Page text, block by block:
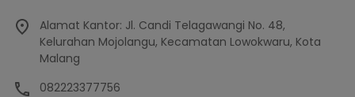
Alamat Kantor: Jl. Candi Telagawangi No. 48,
Kelurahan Mojolangu, Kecamatan Lowokwaru, Kota
Malang
082223377756